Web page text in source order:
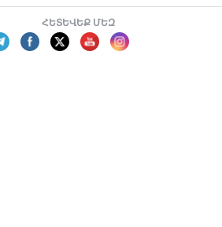
ՀԵՏԵՎԵՔ ՄԵԶ